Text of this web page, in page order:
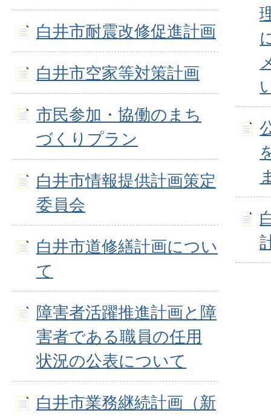
白井市耐震改修促進計画
白井市空家等対策計画
市民参加・協働のまち
づくりプラン
白井市情報提供計画策定
委員会
白井市道修繕計画につい
て
障害者活躍推進計画と障
害者である職員の任用
状況の公表について
白井市業務継続計画（新